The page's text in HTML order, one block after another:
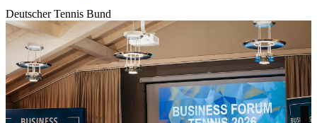
Deutscher Tennis Bund